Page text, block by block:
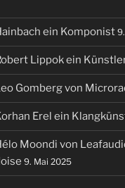
ein Komponist
Lippok ein
Gomberg von
Erel ein
Moondi von
9. Mai 2025